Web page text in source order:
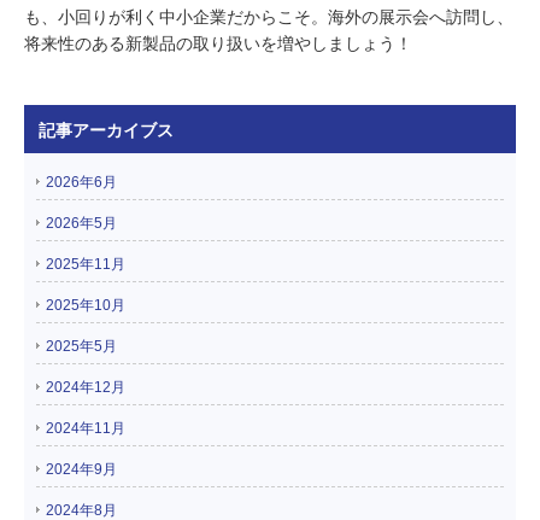
も、小回りが利く中小企業だからこそ。海外の展示会へ訪問し、
将来性のある新製品の取り扱いを増やしましょう！
記事アーカイブス
2026年6月
2026年5月
2025年11月
2025年10月
2025年5月
2024年12月
2024年11月
2024年9月
2024年8月